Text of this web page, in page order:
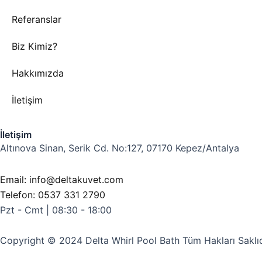
Referanslar
Biz Kimiz?
Hakkımızda
İletişim
İletişim
Altınova Sinan, Serik Cd. No:127, 07170 Kepez/Antalya
Email: info@deltakuvet.com
Telefon: 0537 331 2790
Pzt - Cmt | 08:30 - 18:00
Copyright © 2024 Delta Whirl Pool Bath Tüm Hakları